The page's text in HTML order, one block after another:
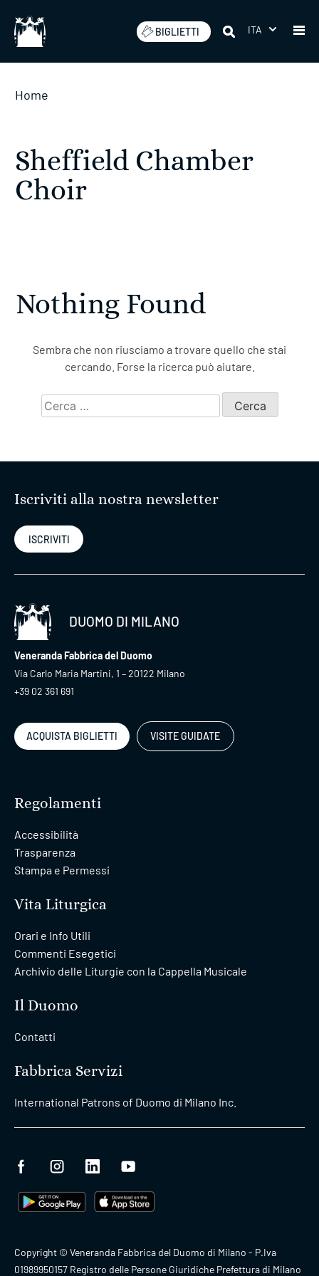
BIGLIETTI ITA
Home
Sheffield Chamber
Choir
Nothing Found ​
Sembra che non riusciamo a trovare quello che stai
cercando. Forse la ricerca può aiutare.
Ricerca
per:
Iscriviti alla nostra newsletter
ISCRIVITI
DUOMO DI MILANO
Veneranda Fabbrica del Duomo
Via Carlo Maria Martini, 1 – 20122 Milano
+39 02 361 691
ACQUISTA BIGLIETTI VISITE GUIDATE
Regolamenti
Accessibilità
Trasparenza
Stampa e Permessi
Vita Liturgica
Orari e Info Utili
Commenti Esegetici
Archivio delle Liturgie con la Cappella Musicale
Il Duomo
Contatti
Fabbrica Servizi
International Patrons of Duomo di Milano Inc.
Copyright © Veneranda Fabbrica del Duomo di Milano - P.Iva
01989950157 Registro delle Persone Giuridiche Prefettura di Milano